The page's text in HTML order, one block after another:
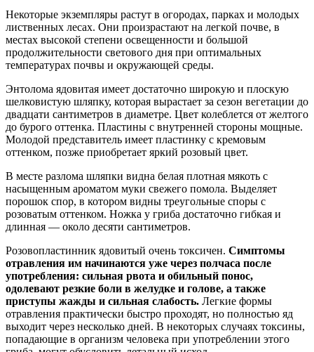
Некоторые экземпляры растут в огородах, парках и молодых
лиственных лесах. Они произрастают на легкой почве, в
местах высокой степени освещенности и большой
продолжительности светового дня при оптимальных
температурах почвы и окружающей среды.
Энтолома ядовитая имеет достаточно широкую и плоскую
шелковистую шляпку, которая вырастает за сезон вегетации до
двадцати сантиметров в диаметре. Цвет колеблется от желтого
до бурого оттенка. Пластины с внутренней стороны мощные.
Молодой представитель имеет пластинку с кремовым
оттенком, позже приобретает яркий розовый цвет.
В месте разлома шляпки видна белая плотная мякоть с
насыщенным ароматом муки свежего помола. Выделяет
порошок спор, в котором видны треугольные споры с
розоватым оттенком. Ножка у гриба достаточно гибкая и
длинная — около десяти сантиметров.
Розовопластинник ядовитый очень токсичен. Симптомы
отравления им начинаются уже через полчаса после
употребления: сильная рвота и обильный понос,
одолевают резкие боли в желудке и голове, а также
приступы жажды и сильная слабость. Легкие формы
отравления практически быстро проходят, но полностью яд
выходит через несколько дней. В некоторых случаях токсины,
попадающие в организм человека при употреблении этого